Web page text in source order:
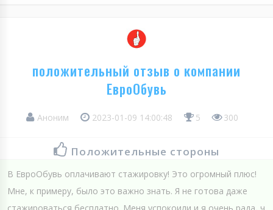
положительный отзыв о компании
ЕвроОбувь
Аноним 2023-01-09 14:00:48 5 300
Положительные стороны
В ЕвроОбувь оплачивают стажировку! Это огромный плюс!
Мне, к примеру, было это важно знать. Я не готова даже